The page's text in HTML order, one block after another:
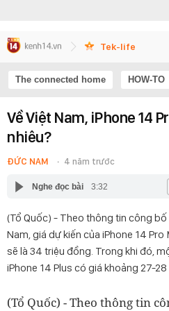
Tek-life
The connected home HOW-TO
Về Việt Nam, iPhone 14
nhiêu?
ĐỨC NAM 4 năm trước
Nghe đọc bài 3:32
(Tổ Quốc) - Theo thông tin công
Nam, giá dự kiến của iPhone 14
sẽ là 34 triệu đồng. Trong khi đó,
iPhone 14 Plus có giá khoảng 27-
(Tổ Quốc) - Theo thông tin